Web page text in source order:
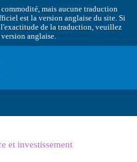
mais aucune traduction
est la version anglaise du site. Si
de la traduction, veuillez
anglaise.
et investissement